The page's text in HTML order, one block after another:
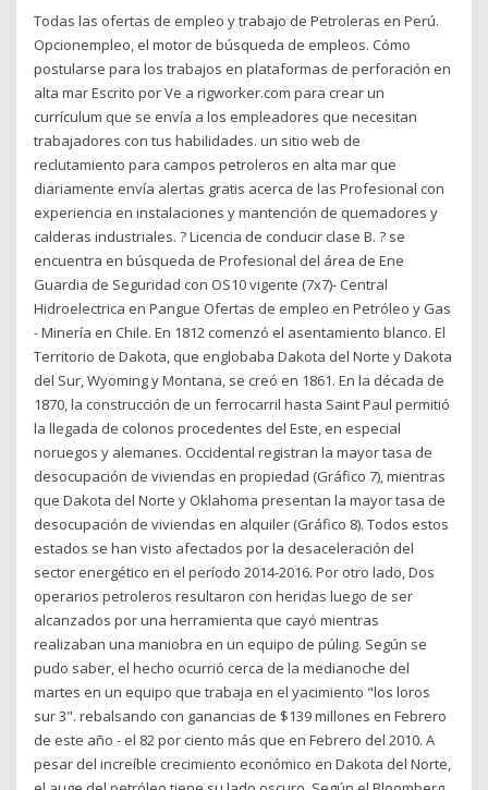
Todas las ofertas de empleo y trabajo de Petroleras en Perú.
Opcionempleo, el motor de búsqueda de empleos. Cómo
postularse para los trabajos en plataformas de perforación en
alta mar Escrito por Ve a rigworker.com para crear un
currículum que se envía a los empleadores que necesitan
trabajadores con tus habilidades. un sitio web de
reclutamiento para campos petroleros en alta mar que
diariamente envía alertas gratis acerca de las Profesional con
experiencia en instalaciones y mantención de quemadores y
calderas industriales. ? Licencia de conducir clase B. ? se
encuentra en búsqueda de Profesional del área de Ene
Guardia de Seguridad con OS10 vigente (7x7)- Central
Hidroelectrica en Pangue Ofertas de empleo en Petróleo y Gas
- Minería en Chile. En 1812 comenzó el asentamiento blanco. El
Territorio de Dakota, que englobaba Dakota del Norte y Dakota
del Sur, Wyoming y Montana, se creó en 1861. En la década de
1870, la construcción de un ferrocarril hasta Saint Paul permitió
la llegada de colonos procedentes del Este, en especial
noruegos y alemanes. Occidental registran la mayor tasa de
desocupación de viviendas en propiedad (Gráfico 7), mientras
que Dakota del Norte y Oklahoma presentan la mayor tasa de
desocupación de viviendas en alquiler (Gráfico 8). Todos estos
estados se han visto afectados por la desaceleración del
sector energético en el período 2014-2016. Por otro lado, Dos
operarios petroleros resultaron con heridas luego de ser
alcanzados por una herramienta que cayó mientras
realizaban una maniobra en un equipo de púling. Según se
pudo saber, el hecho ocurrió cerca de la medianoche del
martes en un equipo que trabaja en el yacimiento "los loros
sur 3". rebalsando con ganancias de $139 millones en Febrero
de este año - el 82 por ciento más que en Febrero del 2010. A
pesar del increíble crecimiento económico en Dakota del Norte,